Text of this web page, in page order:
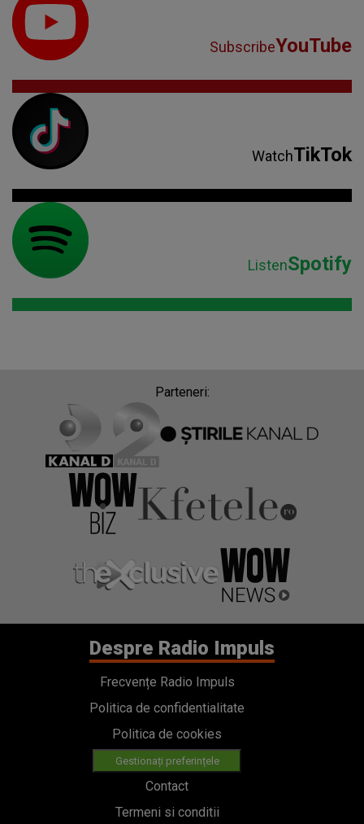
SubscribeYouTube
WatchTikTok
ListenSpotify
Parteneri:
Despre Radio Impuls
Frecvențe Radio Impuls
Politica de confidentialitate
Politica de cookies
Gestionați preferințele
Contact
Termeni si conditii